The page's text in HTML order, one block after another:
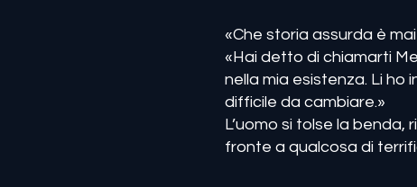
«Che storia assurda è
«Hai detto di chiamarti
nella mia esistenza. Li ho
difficile da cambiare.»
L’uomo si tolse la
fronte a qualcosa di